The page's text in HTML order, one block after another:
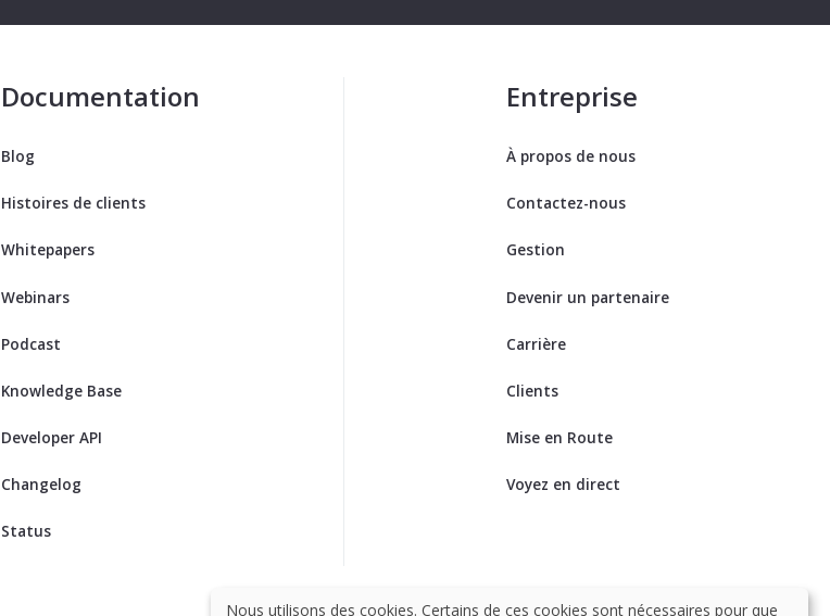
Documentation
Blog
Histoires de clients
Whitepapers
Webinars
Podcast
Knowledge Base
Developer API
Changelog
Status
Entreprise
À propos de nous
Contactez-nous
Gestion
Devenir un partenaire
Carrière
Clients
Mise en Route
Voyez en direct
Nous utilisons des cookies. Certains de ces cookies sont nécessaires pour que